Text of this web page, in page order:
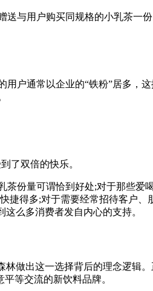
与用户购买同规格的小乳茶一
户通常以企业的“铁粉”居多，这
了双倍的快乐。
份量可谓恰到好处;对于那些爱
捷得多;对于需要经常招待客户、
么多消费者发自内心的支持。
做出这一选择背后的理念逻辑。
等交流的新饮料品牌。